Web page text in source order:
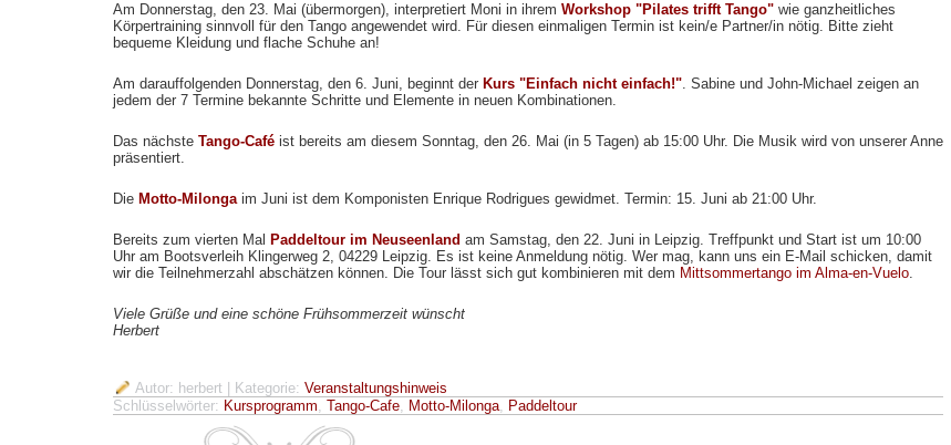
Am Donnerstag, den 23. Mai (übermorgen), interpretiert Moni in ihrem Workshop "Pilates trifft Tango" wie ganzheitliches
Körpertraining sinnvoll für den Tango angewendet wird. Für diesen einmaligen Termin ist kein/e Partner/in nötig. Bitte zieht
bequeme Kleidung und flache Schuhe an!
Am darauffolgenden Donnerstag, den 6. Juni, beginnt der Kurs "Einfach nicht einfach!". Sabine und John-Michael zeigen an
jedem der 7 Termine bekannte Schritte und Elemente in neuen Kombinationen.
Das nächste Tango-Café ist bereits am diesem Sonntag, den 26. Mai (in 5 Tagen) ab 15:00 Uhr. Die Musik wird von unserer Anne
präsentiert.
Die Motto-Milongaim Juni ist dem Komponisten Enrique Rodrigues gewidmet. Termin: 15. Juni ab 21:00 Uhr.
Bereits zum vierten Mal Paddeltour im Neuseenland am Samstag, den 22. Juni in Leipzig. Treffpunkt und Start ist um 10:00
Uhr am Bootsverleih Klingerweg 2, 04229 Leipzig. Es ist keine Anmeldung nötig. Wer mag, kann uns ein E-Mail schicken, damit
wir die Teilnehmerzahl abschätzen können. Die Tour lässt sich gut kombinieren mit dem Mittsommertango im Alma-en-Vuelo.
Viele Grüße und eine schöne Frühsommerzeit wünscht
Herbert
Autor: herbert | Kategorie: Veranstaltungshinweis
Schlüsselwörter: Kursprogramm, Tango-Cafe, Motto-Milonga, Paddeltour